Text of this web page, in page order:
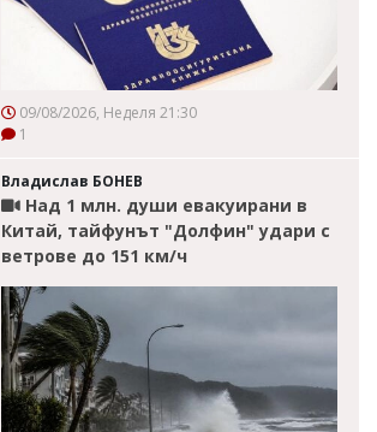
09/08/2026, Неделя 21:30
1
Владислав БОНЕВ
Над 1 млн. души евакуирани в
Китай, тайфунът "Долфин" удари с
ветрове до 151 км/ч